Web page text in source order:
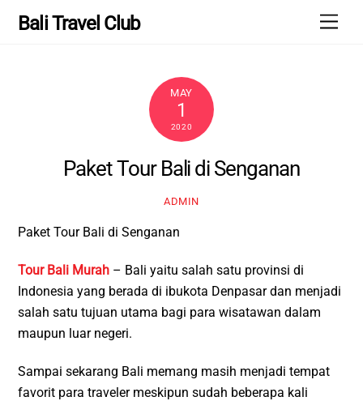
Bali Travel Club
MAY
1
2020
Paket Tour Bali di Senganan
ADMIN
Paket Tour Bali di Senganan
Tour Bali Murah – Bali yaitu salah satu provinsi di
Indonesia yang berada di ibukota Denpasar dan menjadi
salah satu tujuan utama bagi para wisatawan dalam
maupun luar negeri.
Sampai sekarang Bali memang masih menjadi tempat
favorit para traveler meskipun sudah beberapa kali